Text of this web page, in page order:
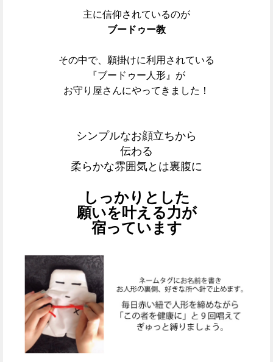
主に信仰されているのが
ブードゥー教
その中で、願掛けに利用されている
『ブードゥー人形』が
お守り屋さんにやってきました！
シンプルなお顔立ちから
伝わる
柔らかな雰囲気とは裏腹に
しっかりとした
願いを叶える力が
宿っています